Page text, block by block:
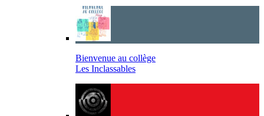
Bienvenue au collège
Les Inclassables